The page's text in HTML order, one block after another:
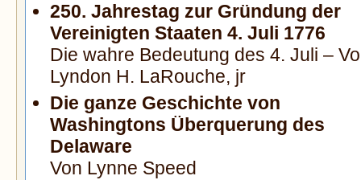
250. Jahrestag zur Gründung der
Vereinigten Staaten 4. Juli 1776
Die wahre Bedeutung des 4. Juli –
Lyndon H. LaRouche, jr
Die ganze Geschichte von
Washingtons Überquerung des
Delaware
Von Lynne Speed